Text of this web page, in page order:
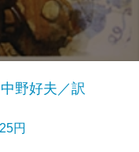
野好夫／訳
円